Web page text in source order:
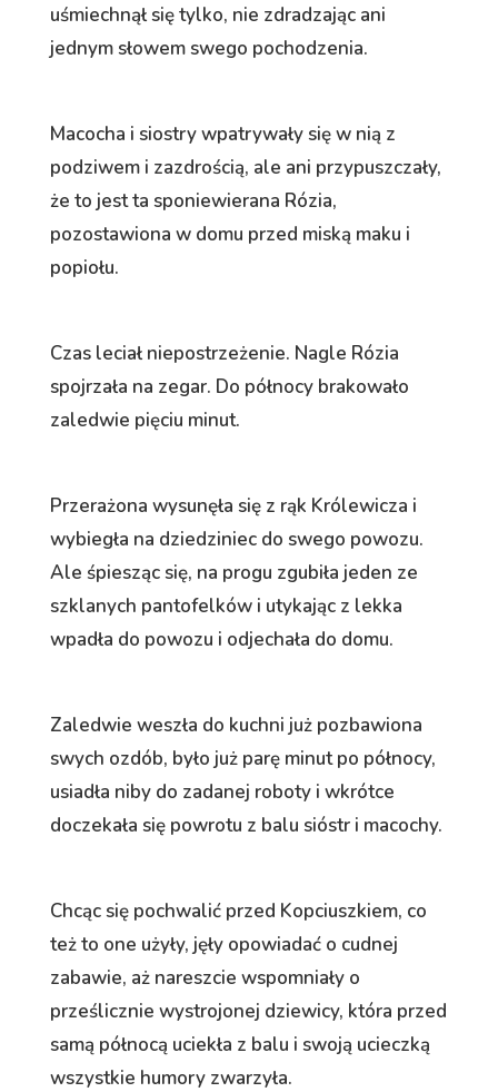
uśmiechnął się tylko, nie zdradzając ani
jednym słowem swego pochodzenia.
Macocha i siostry wpatrywały się w nią z
podziwem i zazdrością, ale ani przypuszczały,
że to jest ta sponiewierana Rózia,
pozostawiona w domu przed miską maku i
popiołu.
Czas leciał niepostrzeżenie. Nagle Rózia
spojrzała na zegar. Do północy brakowało
zaledwie pięciu minut.
Przerażona wysunęła się z rąk Królewicza i
wybiegła na dziedziniec do swego powozu.
Ale śpiesząc się, na progu zgubiła jeden ze
szklanych pantofelków i utykając z lekka
wpadła do powozu i odjechała do domu.
Zaledwie weszła do kuchni już pozbawiona
swych ozdób, było już parę minut po północy,
usiadła niby do zadanej roboty i wkrótce
doczekała się powrotu z balu sióstr i macochy.
Chcąc się pochwalić przed Kopciuszkiem, co
też to one użyły, jęły opowiadać o cudnej
zabawie, aż nareszcie wspomniały o
prześlicznie wystrojonej dziewicy, która przed
samą północą uciekła z balu i swoją ucieczką
wszystkie humory zwarzyła.